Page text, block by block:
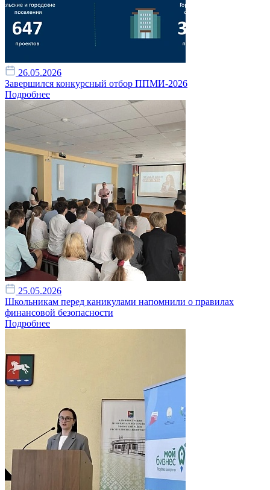
26.05.2026
Завершился конкурсный отбор ППМИ-2026
Подробнее
25.05.2026
Школьникам перед каникулами напомнили о правилах
финансовой безопасности
Подробнее